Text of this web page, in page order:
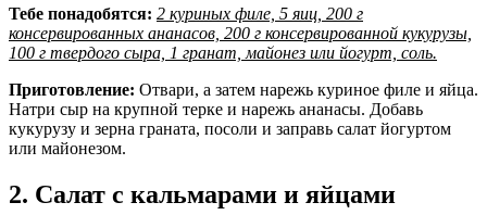
Тебе понадобятся: 2 куриных филе, 5 яиц, 200 г
консервированных ананасов, 200 г консервированной кукурузы,
100 г твердого сыра, 1 гранат, майонез или йогурт, соль.
Приготовление: Отвари, а затем нарежь куриное филе и яйца.
Натри сыр на крупной терке и нарежь ананасы. Добавь
кукурузу и зерна граната, посоли и заправь салат йогуртом
или майонезом.
2. Салат с кальмарами и яйцами